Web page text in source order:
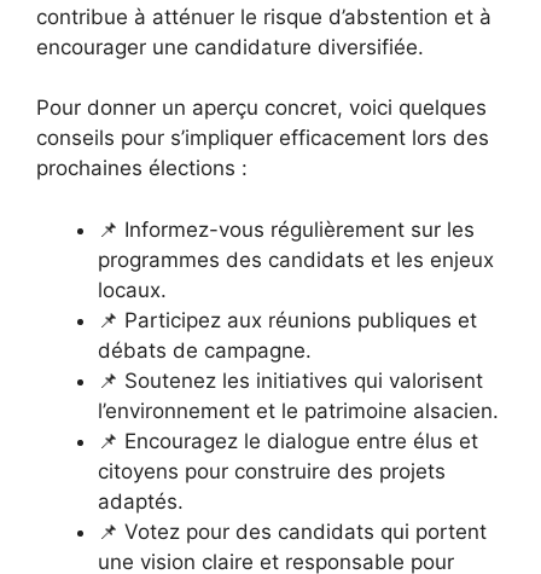
contribue à atténuer le risque d’abstention et à
encourager une candidature diversifiée.
Pour donner un aperçu concret, voici quelques
conseils pour s’impliquer efficacement lors des
prochaines élections :
📌 Informez-vous régulièrement sur les
programmes des candidats et les enjeux
locaux.
📌 Participez aux réunions publiques et
débats de campagne.
📌 Soutenez les initiatives qui valorisent
l’environnement et le patrimoine alsacien.
📌 Encouragez le dialogue entre élus et
citoyens pour construire des projets
adaptés.
📌 Votez pour des candidats qui portent
une vision claire et responsable pour